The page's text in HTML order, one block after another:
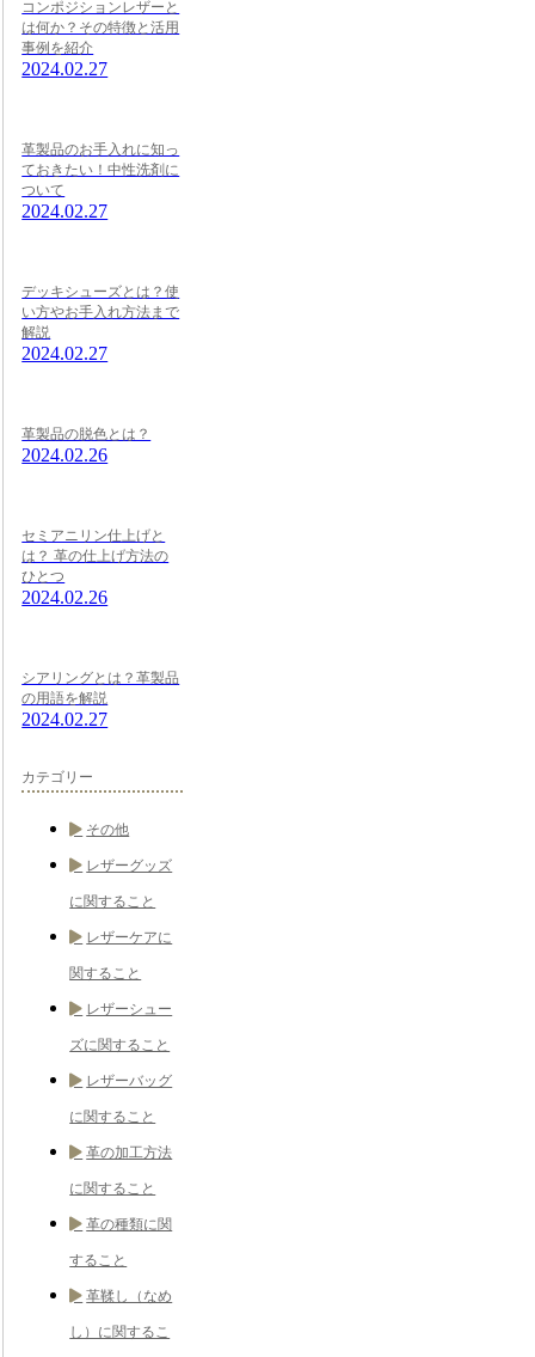
コンポジションレザーと
は何か？その特徴と活用
事例を紹介
2024.02.27
革製品のお手入れに知っ
ておきたい！中性洗剤に
ついて
2024.02.27
デッキシューズとは？使
い方やお手入れ方法まで
解説
2024.02.27
革製品の脱色とは？
2024.02.26
セミアニリン仕上げと
は？ 革の仕上げ方法の
ひとつ
2024.02.26
シアリングとは？革製品
の用語を解説
2024.02.27
カテゴリー
その他
レザーグッズ
に関すること
レザーケアに
関すること
レザーシュー
ズに関すること
レザーバッグ
に関すること
革の加工方法
に関すること
革の種類に関
すること
革鞣し（なめ
し）に関するこ